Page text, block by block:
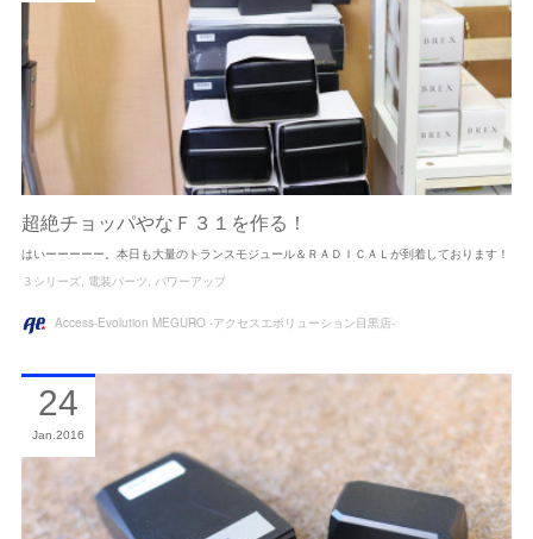
超絶チョッパやなＦ３１を作る！
はいーーーーー。本日も大量のトランスモジュール＆ＲＡＤＩＣＡＬが到着しております！
３シリーズ 電装パーツ パワーアップ
Access-Evolution MEGURO -アクセスエボリューション目黒店-
24
Jan 2016